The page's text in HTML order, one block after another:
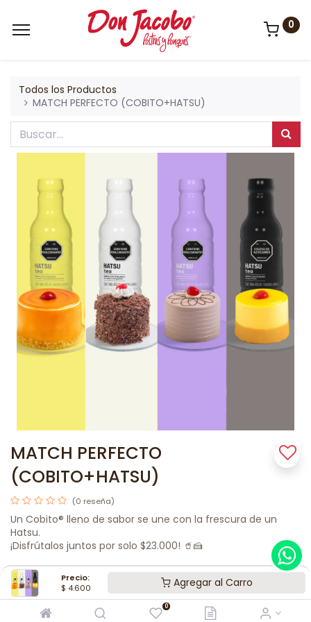
Precio:
$ 4.600 Agregar al Carro
0
0
Todos los Productos
MATCH PERFECTO (COBITO+HATSU)
MATCH PERFECTO
(COBITO+HATSU)
(0 reseña)
Un Cobito® lleno de sabor se une con la frescura de un
Hatsu.
¡Disfrútalos juntos por solo $23.000! 🥤🍰
$24.200
SABOR 1
Genovesa® Chocolatosa